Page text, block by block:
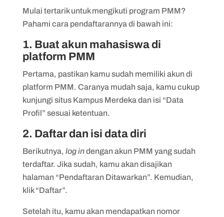
Mulai tertarik untuk mengikuti program PMM?
Pahami cara pendaftarannya di bawah ini:
1. Buat akun mahasiswa di
platform PMM
Pertama, pastikan kamu sudah memiliki akun di
platform PMM. Caranya mudah saja, kamu cukup
kunjungi situs Kampus Merdeka dan isi “Data
Profil” sesuai ketentuan.
2. Daftar dan isi data diri
Berikutnya, log indengan akun PMM yang sudah
terdaftar. Jika sudah, kamu akan disajikan
halaman “Pendaftaran Ditawarkan”. Kemudian,
klik “Daftar”.
Setelah itu, kamu akan mendapatkan nomor